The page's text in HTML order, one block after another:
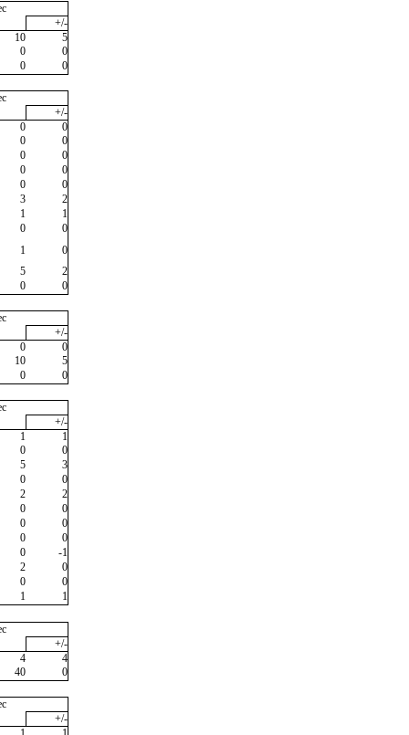
+/-
10
5
0
0
0
0
+/-
0
0
0
0
0
0
0
0
0
0
3
2
1
1
0
0
1
0
5
2
0
0
+/-
0
0
10
5
0
0
+/-
1
1
0
0
5
3
0
0
2
2
0
0
0
0
0
0
0
-1
2
0
0
0
1
1
+/-
4
4
40
0
+/-